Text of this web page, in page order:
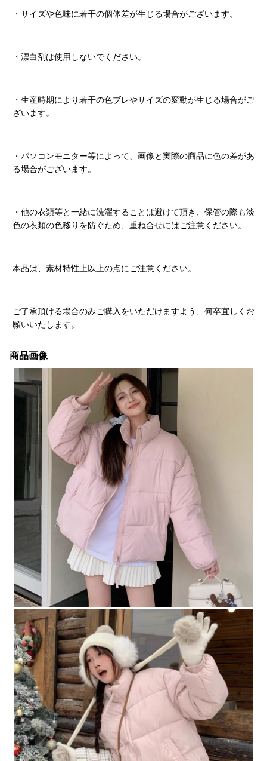
・サイズや色味に若干の個体差が生じる場合がございます。
・漂白剤は使用しないでください。
・生産時期により若干の色ブレやサイズの変動が生じる場合がご
ざいます。
・パソコンモニター等によって、画像と実際の商品に色の差があ
る場合がございます。
・他の衣類等と一緒に洗濯することは避けて頂き、保管の際も淡
色の衣類の色移りを防ぐため、重ね合せにはご注意ください。
本品は、素材特性上以上の点にご注意ください。
ご了承頂ける場合のみご購入をいただけますよう、何卒宜しくお
願いいたします。
商品画像